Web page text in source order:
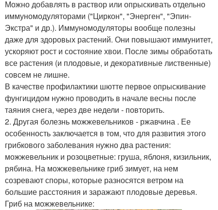
Можно добавлять в раствор или опрыскивать отдельно
иммуномодуляторами ("Циркон", "Энерген", "Эпин-
Экстра" и др.). Иммуномодуляторы вообще полезны
даже для здоровых растений. Они повышают иммунитет,
ускоряют рост и состояние хвои. После зимы обработать
все растения (и плодовые, и декоративные лиственные)
совсем не лишне.
В качестве профилактики шютте первое опрыскивание
фунгицидом нужно проводить в начале весны после
таяния снега, через две недели - повторить.
2. Другая болезнь можжевельников - ржавчина . Ее
особенность заключается в том, что для развития этого
грибкового заболевания нужно два растения:
можжевельник и розоцветные: груша, яблоня, кизильник,
рябина. На можжевельнике гриб зимует, на нем
созревают споры, которые разносятся ветром на
большие расстояния и заражают плодовые деревья.
Гриб на можжевельнике: